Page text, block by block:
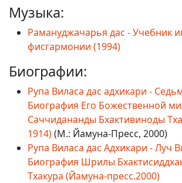
Музыка:
Рамануджачарья дас - Учебник
фисгармонии (1994)
Биографии:
Рупа Виласа дас адхикари -
Биография Его Божественной
Саччидананды Бхактивиноды
1914)(М.: Йамуна-Пресс, 2000)
Рупа Виласа дас Адхикари - Луч
Биография Шрилы
Тхакура (Йамуна-пресс.2000)